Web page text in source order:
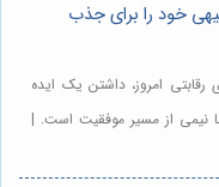
خود را برای جذب
امروز، داشتن یک ایده
نیمی از مسیر موفقیت است. |